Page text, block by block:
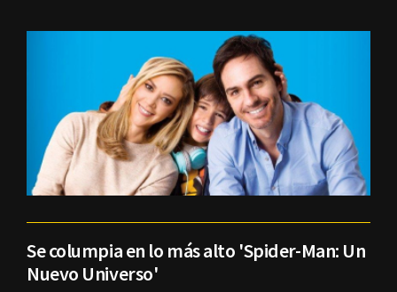
Se columpia en lo más alto 'Spider-Man: Un
Nuevo Universo'